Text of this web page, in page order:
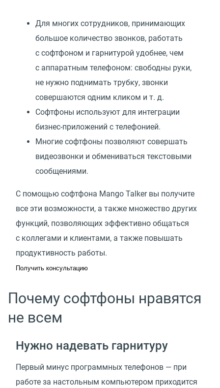
Для многих сотрудников, принимающих
большое количество звонков, работать
с софтфоном и гарнитурой удобнее, чем
с аппаратным телефоном: свободны руки,
не нужно поднимать трубку, звонки
совершаются одним кликом и т. д.
Софтфоны используют для интеграции
бизнес-приложений с телефонией.
Многие софтфоны позволяют совершать
видеозвонки и обмениваться текстовыми
сообщениями.
С помощью софтфона Mango Talker вы получите
все эти возможности, а также множество других
функций, позволяющих эффективно общаться
с коллегами и клиентами, а также повышать
продуктивность работы.
Получить консультацию
Почему софтфоны нравятся
не всем
Нужно надевать гарнитуру
Первый минус программных телефонов — при
работе за настольным компьютером приходится